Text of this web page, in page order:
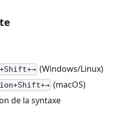
(Windows/Linux)
(macOS)
de la syntaxe